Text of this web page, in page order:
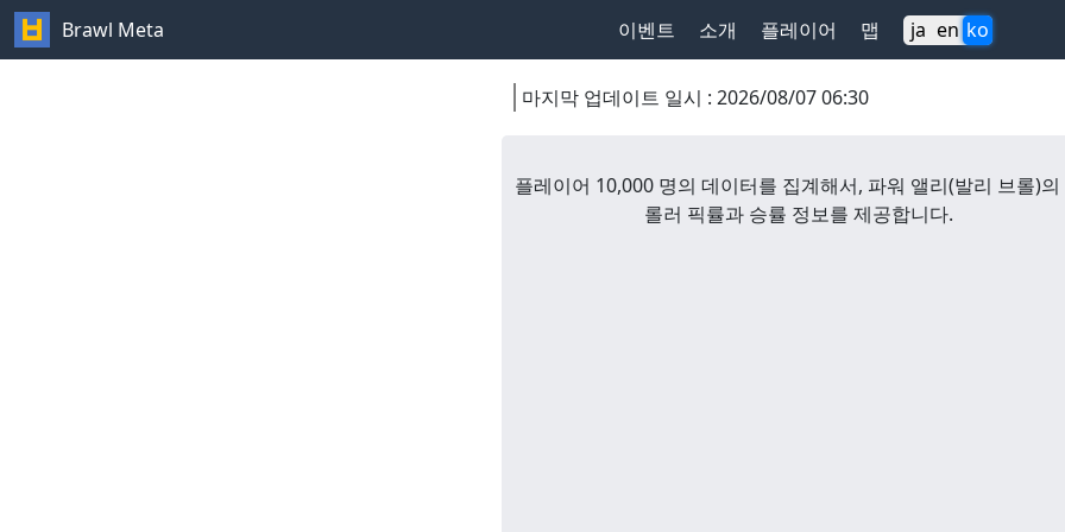
Brawl Meta 이벤트 소개 플레이어 맵 ja en ko
마지막 업데이트 일시 : 2026/08/07 06:30
플레이어 10,000 명의 데이터를 집계해서, 파워 앨리(발리 브롤)의
롤러 픽률과 승률 정보를 제공합니다.